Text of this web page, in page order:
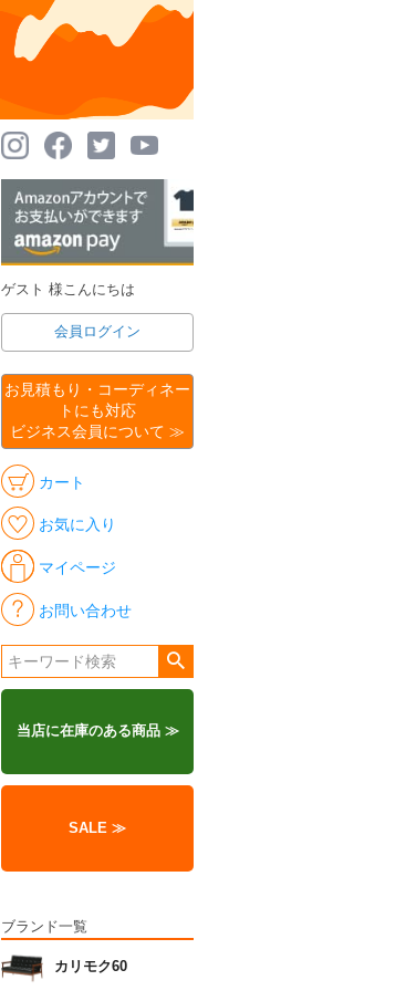
ゲスト 様こんにちは
会員ログイン
お見積もり・コーディネー
トにも対応
ビジネス会員について ≫
カート
お気に入り
マイページ
お問い合わせ
当店に在庫のある商品 ≫
SALE ≫
ブランド一覧
カリモク60